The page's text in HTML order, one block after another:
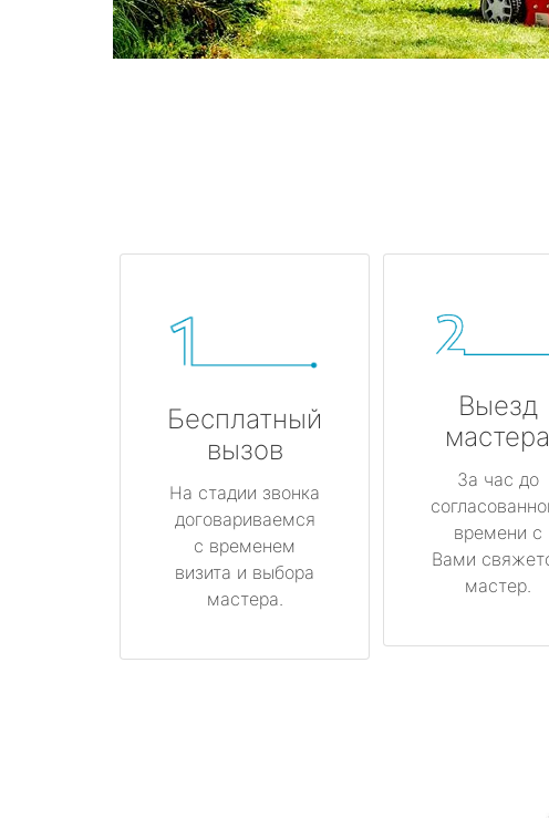
Бесплатный
вызов
На стадии звонка
договариваемся
с временем
визита и выбора
мастера.
Выезд
мастера
За час до
времени с
Вами
мастер.